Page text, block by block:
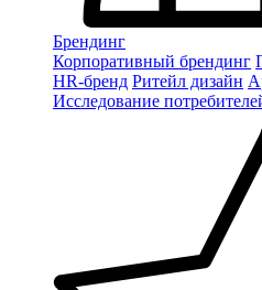
Брендинг
Корпоративный брендинг
НR-бренд Ритейл дизайн
Исследование